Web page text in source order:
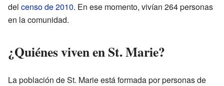
del censo de 2010. En ese momento, vivían 264 personas
en la comunidad.
¿Quiénes viven en St. Marie?
La población de St. Marie está formada por personas de